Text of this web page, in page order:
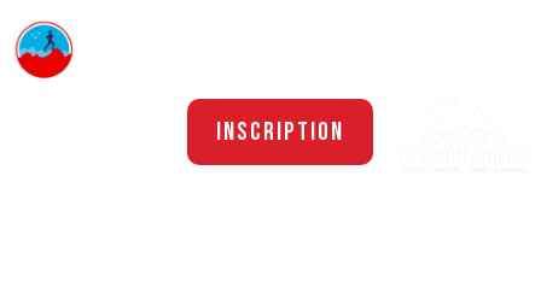
Inscription
FAQ